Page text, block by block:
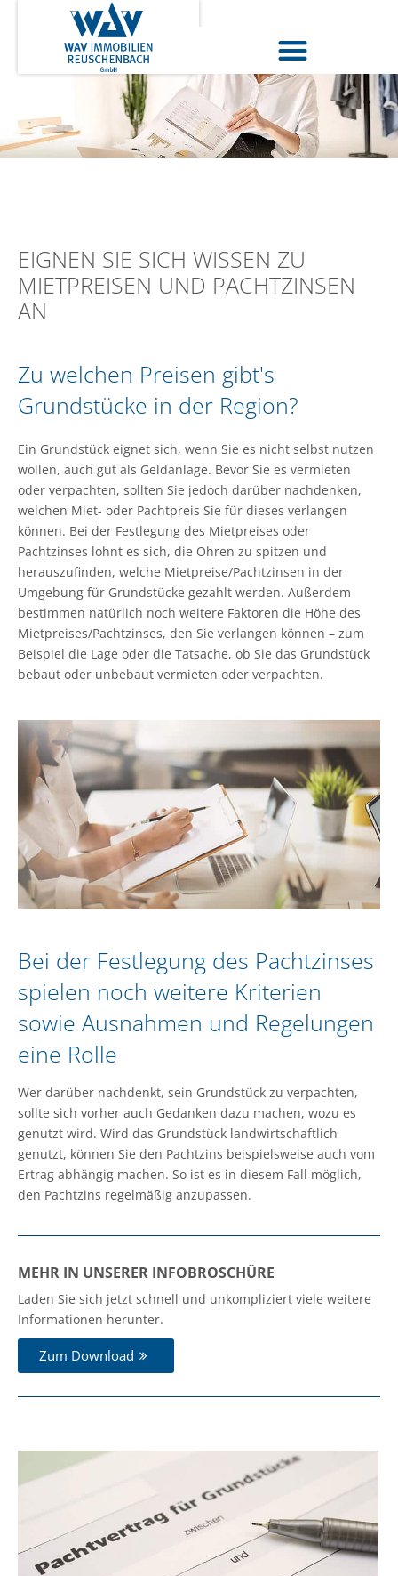
EIGNEN SIE SICH WISSEN ZU
MIETPREISEN UND PACHTZINSEN
AN
Zu welchen Preisen gibt's
Grundstücke in der Region?
Ein Grundstück eignet sich, wenn Sie es nicht selbst nutzen
wollen, auch gut als Geldanlage. Bevor Sie es vermieten
oder verpachten, sollten Sie jedoch darüber nachdenken,
welchen Miet- oder Pachtpreis Sie für dieses verlangen
können. Bei der Festlegung des Mietpreises oder
Pachtzinses lohnt es sich, die Ohren zu spitzen und
herauszufinden, welche Mietpreise/Pachtzinsen in der
Umgebung für Grundstücke gezahlt werden. Außerdem
bestimmen natürlich noch weitere Faktoren die Höhe des
Mietpreises/Pachtzinses, den Sie verlangen können – zum
Beispiel die Lage oder die Tatsache, ob Sie das Grundstück
bebaut oder unbebaut vermieten oder verpachten.
Bei der Festlegung des Pachtzinses
spielen noch weitere Kriterien
sowie Ausnahmen und Regelungen
eine Rolle
Wer darüber nachdenkt, sein Grundstück zu verpachten,
sollte sich vorher auch Gedanken dazu machen, wozu es
genutzt wird. Wird das Grundstück landwirtschaftlich
genutzt, können Sie den Pachtzins beispielsweise auch vom
Ertrag abhängig machen. So ist es in diesem Fall möglich,
den Pachtzins regelmäßig anzupassen.
MEHR IN UNSERER INFOBROSCHÜRE
Laden Sie sich jetzt schnell und unkompliziert viele weitere
Informationen herunter.
Zum Download